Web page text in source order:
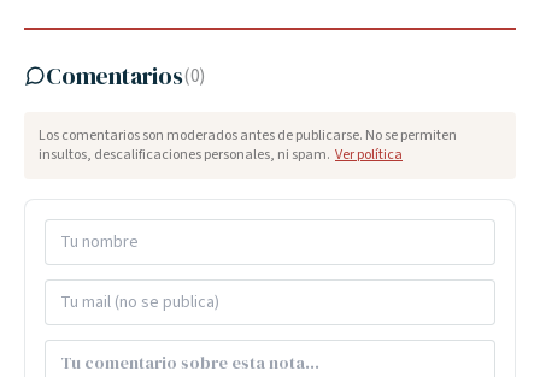
Comentarios(0)
Los comentarios son moderados antes de publicarse. No se permiten
insultos, descalificaciones personales, ni spam. Ver política